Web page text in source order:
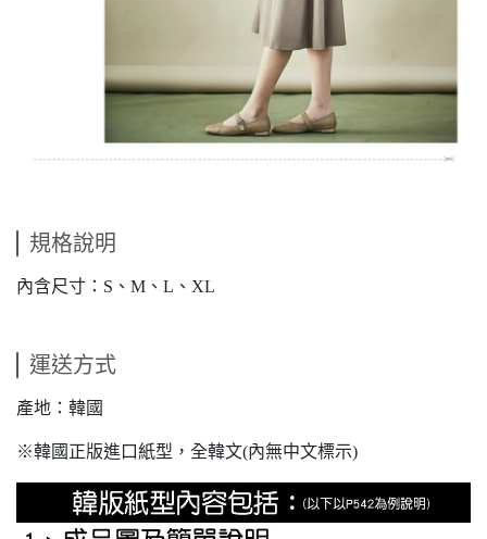
規格說明
內含尺寸：S、M、L、XL
運送方式
產地：韓國
※韓國正版進口紙型，全韓文(內無中文標示)